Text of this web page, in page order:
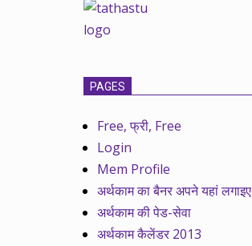
PAGES
Free, फ्री, Free
Login
Mem Profile
अर्थकाम का बैनर अपने यहां लगाइए
अर्थकाम की पेड-सेवा
अर्थकाम कैलेंडर 2013